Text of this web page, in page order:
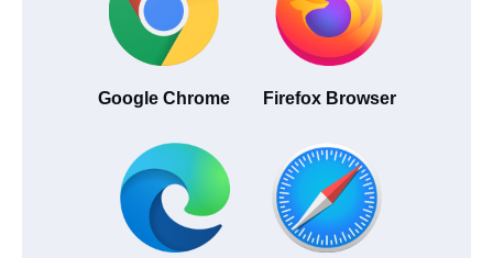
Google Chrome Firefox Browser